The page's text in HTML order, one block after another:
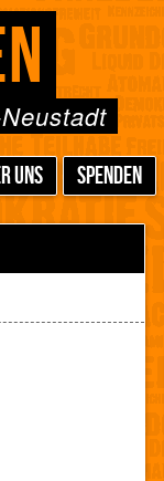
UNS SPENDEN